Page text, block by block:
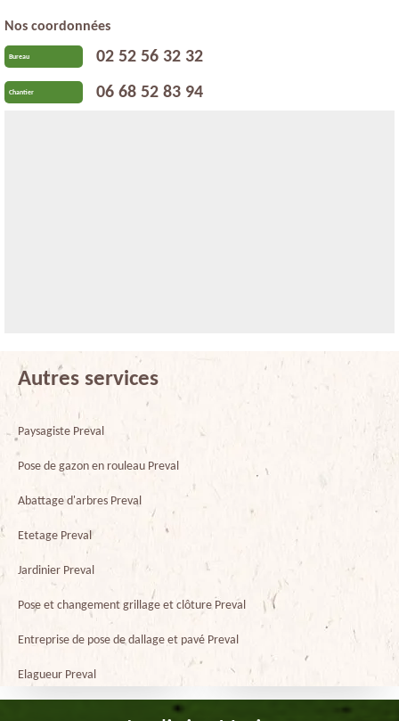
Nos coordonnées
Bureau 02 52 56 32 32
Chantier 06 68 52 83 94
Autres services
Paysagiste Preval
Pose de gazon en rouleau Preval
Abattage d'arbres Preval
Etetage Preval
Jardinier Preval
Pose et changement grillage et clôture Preval
Entreprise de pose de dallage et pavé Preval
Elagueur Preval